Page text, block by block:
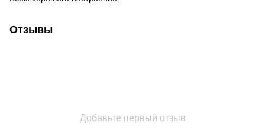
Отзывы
Добавьте первый отзыв